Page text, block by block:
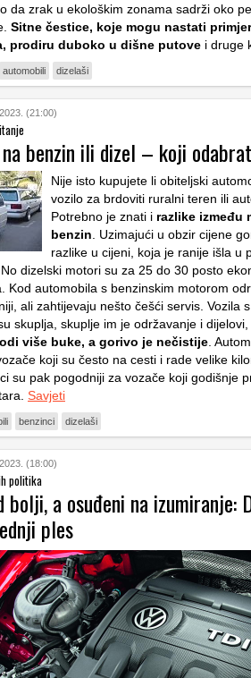
da zrak u ekološkim zonama sadrži oko
Sitne čestice, koje mogu nastati
prodiru duboko u dišne putove i druge
automobili dizelaši
(21:00)
benzin ili dizel – koji
Nije isto kupujete li obiteljski
vozilo za brdoviti ruralni teren ili
Potrebno je znati i razlike između
benzin . Uzimajući u obzir cijene
razlike u cijeni, koja je ranije išla u
dizelski motori su za 25 do 30 posto
Kod automobila s benzinskim motorom
ali zahtijevaju nešto češći servis. Vozila
skuplja, skuplje im je održavanje i
više buke, a gorivo je nečistije .
koji su često na cesti i rade velike
su pak pogodniji za vozače koji godišnje
Savjeti
benzinci dizelaši
(18:00)
politika
bolji, a osuđeni na izumiranje:
ples